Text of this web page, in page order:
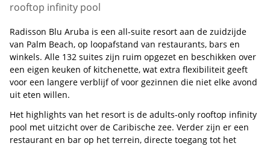
rooftop infinity pool
Radisson Blu Aruba is een all-suite resort aan de zuidzijde
van Palm Beach, op loopafstand van restaurants, bars en
winkels. Alle 132 suites zijn ruim opgezet en beschikken over
een eigen keuken of kitchenette, wat extra flexibiliteit geeft
voor een langere verblijf of voor gezinnen die niet elke avond
uit eten willen.
Het highlights van het resort is de adults-only rooftop infinity
pool met uitzicht over de Caribische zee. Verder zijn er een
restaurant en bar op het terrein, directe toegang tot het